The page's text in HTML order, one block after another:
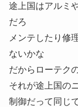
途上国はアルミ
だろ
メンテしたり修
ないかな
だからローテク
それが途上国の
制御だって同じ